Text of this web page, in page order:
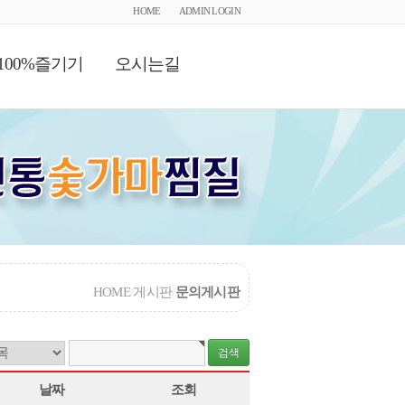
HOME ADMIN LOGIN
즐기기 오시는길
HOME/게시판/문의게시판
날짜 조회